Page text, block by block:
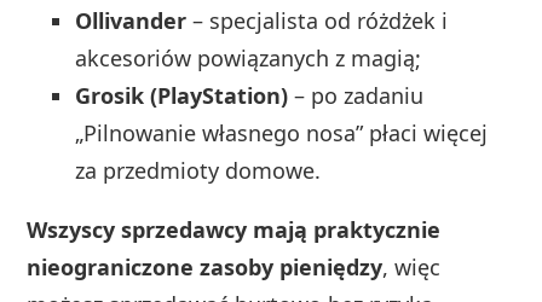
Ollivander – specjalista od różdżek i
akcesoriów powiązanych z magią;
Grosik (PlayStation) – po zadaniu
„Pilnowanie własnego nosa” płaci więcej
za przedmioty domowe.
Wszyscy sprzedawcy mają praktycznie
nieograniczone zasoby pieniędzy, więc